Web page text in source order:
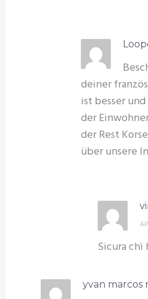
deiner
ist besser und
der
der Rest
über unsere
Sicura chì
yvan marcos